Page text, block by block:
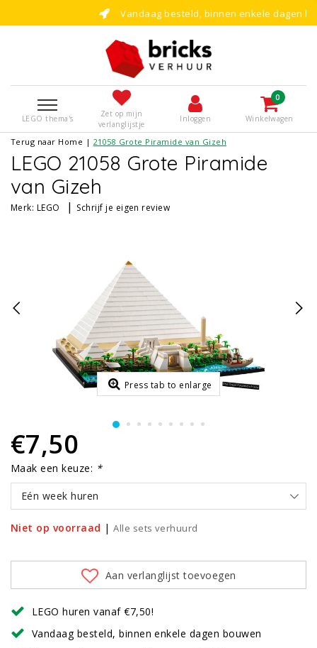
Vandaag besteld, binnen enkele dagen bouwen!
LEGO thema's
Zet op mijn
verlanglijstje
Inloggen
0
Winkelwagen
Terug naar Home | 21058 Grote Piramide van Gizeh
LEGO 21058 Grote Piramide
van Gizeh
Merk: LEGO | Schrijf je eigen review
Press tab to enlarge
€7,50
Maak een keuze: *
Eén week huren
Niet op voorraad |Alle sets verhuurd
Aan verlanglijst toevoegen
LEGO huren vanaf €7,50!
Vandaag besteld, binnen enkele dagen bouwen